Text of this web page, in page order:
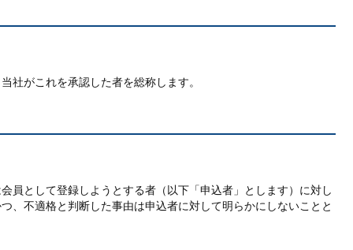
社がこれを承認した者を総称します。
員として登録しようとする者（以下「申込者」とします）に対し
、不適格と判断した事由は申込者に対して明らかにしないことと